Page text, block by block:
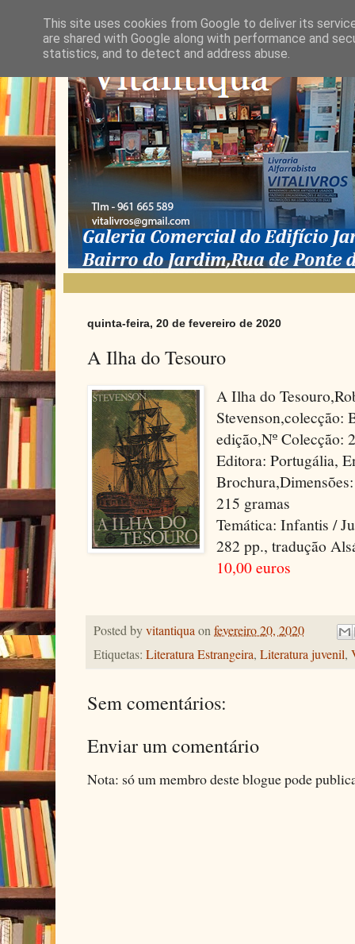
quinta-feira, 20 de fevereiro de 2020
A Ilha do Tesouro
A Ilha do
Stevenson,colecção:
edição,Nº Colecção:
Editora: Portugália,
215 gramas
Temática: Infantis /
282 pp., tradução
10,00 euros
Posted byvitantiquaonfevereiro 20, 2020
Etiquetas: Literatura Estrangeira, Literatura juvenil,
Sem comentários:
Enviar um comentário
Nota: só um membro deste blogue pode
This site uses cookies from Google to deliver its
are shared with Google along with performance and
statistics, and to detect and address abuse.